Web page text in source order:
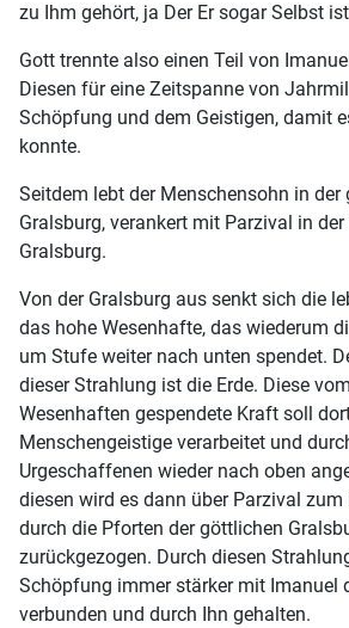
zu Ihm gehört, ja Der Er sogar Selbst
Gott trennte also einen Teil von
Diesen für eine Zeitspanne von
Schöpfung und dem Geistigen, damit
konnte.
Seitdem lebt der Menschensohn in der
Gralsburg, verankert mit Parzival in
Gralsburg.
Von der Gralsburg aus senkt sich die
das hohe Wesenhafte, das wiederum
um Stufe weiter nach unten spendet.
dieser Strahlung ist die Erde. Diese
Wesenhaften gespendete Kraft soll
Menschengeistige verarbeitet und
Urgeschaffenen wieder nach oben
diesen wird es dann über Parzival
durch die Pforten der göttlichen
zurückgezogen. Durch diesen
Schöpfung immer stärker mit Imanuel
verbunden und durch Ihn gehalten.